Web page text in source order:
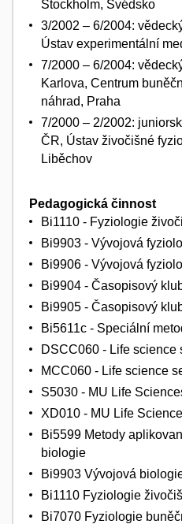
Stockholm, Švédsko
3/2002 – 6/2004:
Ústav experimentální
7/2000 – 6/2004:
Karlova, Centrum
náhrad, Praha
7/2000 – 2/2002:
ČR, Ústav živočišné
Liběchov
Pedagogická činnost
Bi1110 - Fyziologie
Bi9903 - Vývojová
Bi9906 - Vývojová
Bi9904 - Časopisový klub
Bi9905 - Časopisový klub
Bi5611c - Speciální
DSCC060 - Life science
MCC060 - Life science
S5030 - MU Life
XD010 - MU Life
Bi5599 Metody
biologie
Bi9903 Vývojová
Bi1110 Fyziologie
Bi7070 Fyziologie